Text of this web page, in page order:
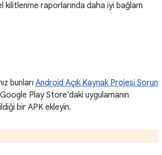
kilitlenme raporlarında daha iyi bağlam
bunları Android Açık Kaynak Projesi Sorun
Play Store'daki uygulamanın
bir APK ekleyin.